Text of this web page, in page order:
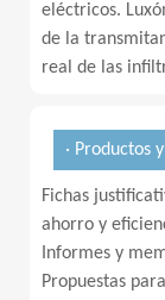
eléctricos.
de la
real de las
· Productos
Fichas
ahorro y
Informes y
Propuestas